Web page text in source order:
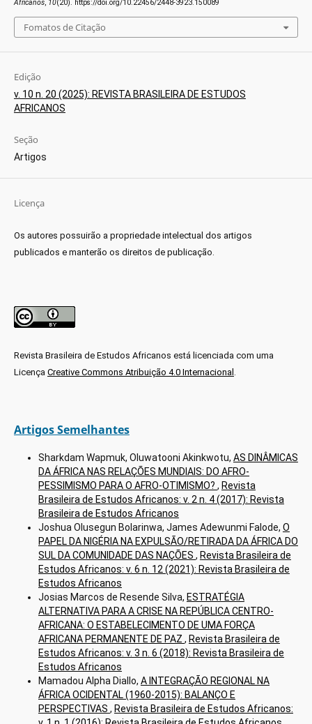
Africanos, 10(20). https://doi.org/10.22456/2448-3923.150089
Fomatos de Citação
Edição
v. 10 n. 20 (2025): REVISTA BRASILEIRA DE ESTUDOS
AFRICANOS
Seção
Artigos
Licença
Os autores possuirão a propriedade intelectual dos artigos
publicados e manterão os direitos de publicação.
Revista Brasileira de Estudos Africanos está licenciada com uma
Licença Creative Commons Atribuição 4.0 Internacional
Artigos Semelhantes
Sharkdam Wapmuk, Oluwatooni Akinkwotu, AS DINÂMICAS
DA ÁFRICA NAS RELAÇÕES MUNDIAIS: DO AFRO-
PESSIMISMO PARA O AFRO-OTIMISMO? , Revista
Brasileira de Estudos Africanos: v. 2 n. 4 (2017): Revista
Brasileira de Estudos Africanos
Joshua Olusegun Bolarinwa, James Adewunmi Falode, O
PAPEL DA NIGÉRIA NA EXPULSÃO/RETIRADA DA ÁFRICA DO
SUL DA COMUNIDADE DAS NAÇÕES , Revista Brasileira de
Estudos Africanos: v. 6 n. 12 (2021): Revista Brasileira de
Estudos Africanos
Josias Marcos de Resende Silva, ESTRATÉGIA
ALTERNATIVA PARA A CRISE NA REPÚBLICA CENTRO-
AFRICANA: O ESTABELECIMENTO DE UMA FORÇA
AFRICANA PERMANENTE DE PAZ , Revista Brasileira de
Estudos Africanos: v. 3 n. 6 (2018): Revista Brasileira de
Estudos Africanos
Mamadou Alpha Diallo, A INTEGRAÇÃO REGIONAL NA
ÁFRICA OCIDENTAL (1960-2015): BALANÇO E
PERSPECTIVAS , Revista Brasileira de Estudos Africanos: